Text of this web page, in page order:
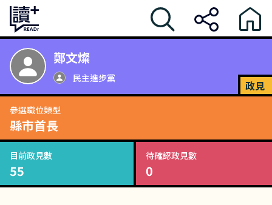
鄭文燦
民主進步黨
政見
參選職位類型
縣市首長
目前政見數
55
待確認政見數
0